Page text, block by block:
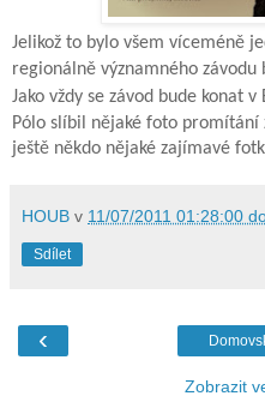
Jelikož to bylo všem víceméně
regionálně významného závodu
Jako vždy se závod bude konat v
Pólo slíbil nějaké foto promítání
ještě někdo nějaké zajímavé
HOUB v 11/07/2011 01:28:00
Sdílet
‹
Zobrazit